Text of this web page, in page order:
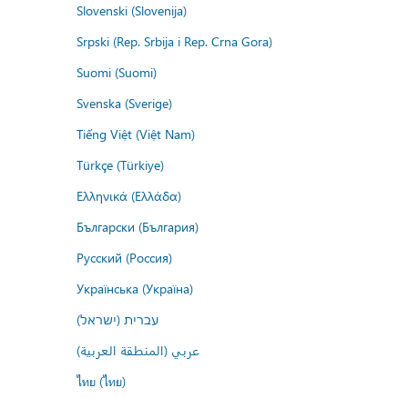
Slovenski (Slovenija)
Srpski (Rep. Srbija i Rep. Crna Gora)
Suomi (Suomi)
Svenska (Sverige)
Tiếng Việt (Việt Nam)
Türkçe (Türkiye)
Ελληνικά (Ελλάδα)
Български (България)
Русский (Россия)
Українська (Україна)
עברית (ישראל)
عربي (المنطقة العربية)
ไทย (ไทย)